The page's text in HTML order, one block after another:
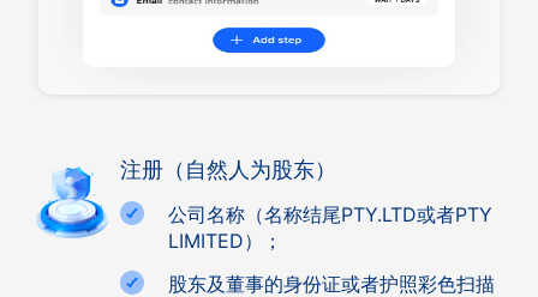
注册（自然人为股东）
公司名称（名称结尾PTY.LTD或者PTY
LIMITED）；
股东及董事的身份证或者护照彩色扫描